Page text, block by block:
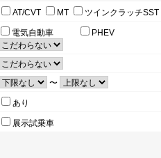
AT/CVT MT ツインクラッチSST
電気自動車 PHEV
〜
あり
展示試乗車